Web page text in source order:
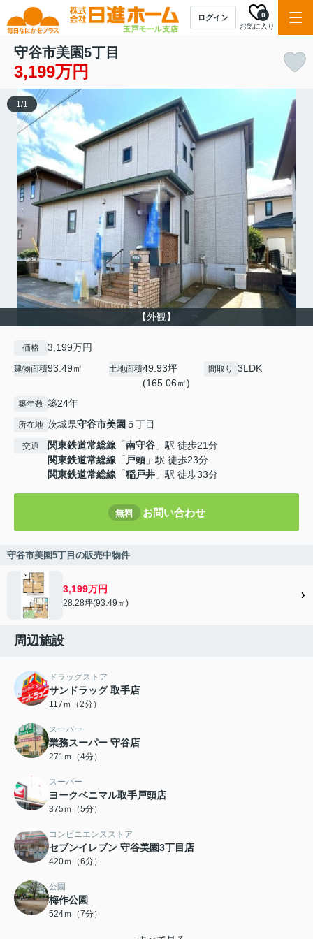
ログイン
お気に入り
0
守谷市美園5丁目
3,199万円
【外観】
1/1
価格 3,199万円
建物面積93.49㎡ 土地面積49.93坪
(165.06㎡)
間取り 3LDK
築年数 築24年
所在地 茨城県守谷市美園 ５丁目
交通 関東鉄道常総線 「南守谷 」駅 徒歩21分
関東鉄道常総線 「 戸頭 」駅 徒歩23分
関東鉄道常総線 「稲戸井 」駅 徒歩33分
無料 お問い合わせ
守谷市美園5丁目の販売中物件
3,199万円
28.28坪(93.49㎡)
周辺施設
ドラッグストア
サンドラッグ 取手店
117ｍ（2分）
スーパー
業務スーパー 守谷店
271ｍ（4分）
スーパー
ヨークベニマル取手戸頭店
375ｍ（5分）
コンビニエンスストア
セブンイレブン 守谷美園3丁目店
420ｍ（6分）
公園
梅作公園
524ｍ（7分）